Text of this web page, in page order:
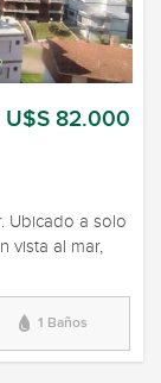
U$S 82.000
Ubicado a solo
vista al mar,
1 Baños